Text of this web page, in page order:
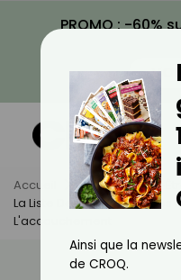
PROMO : -60%
Accueil Actus
Bien-Être
La Liste Des Indispensables
L'accouchement
Ainsi que la
de CROQ.